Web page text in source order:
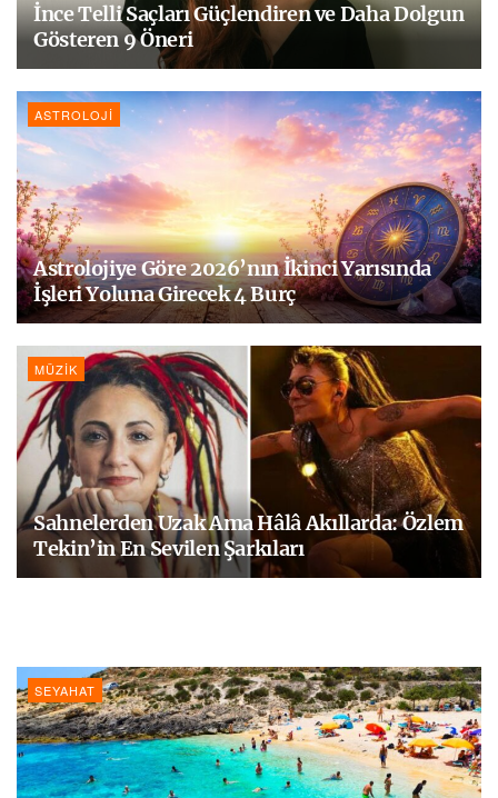
İnce Telli Saçları Güçlendiren ve Daha Dolgun
Gösteren 9 Öneri
ASTROLOJI
Astrolojiye Göre 2026’nın İkinci Yarısında
İşleri Yoluna Girecek 4 Burç
MÜZIK
Sahnelerden Uzak Ama Hâlâ Akıllarda: Özlem
Tekin’in En Sevilen Şarkıları
SEYAHAT